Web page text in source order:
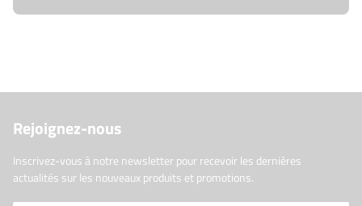
Rejoignez-nous
Inscrivez-vous à notre newsletter pour recevoir les dernières
actualités sur les nouveaux produits et promotions.